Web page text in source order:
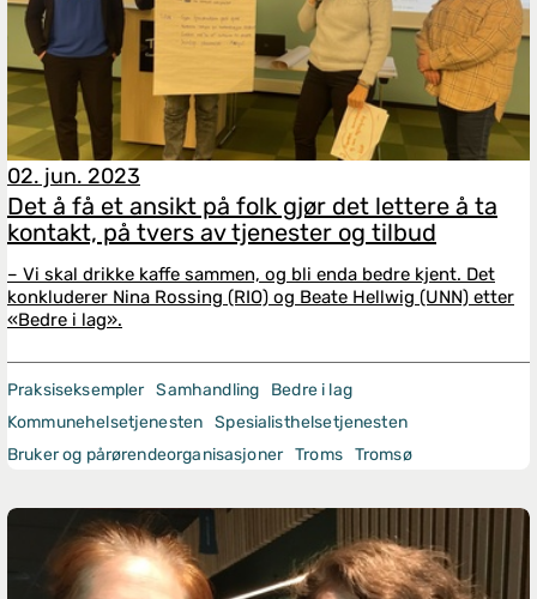
02. jun. 2023
Det å få et ansikt på folk gjør det lettere å ta
kontakt, på tvers av tjenester og tilbud
– Vi skal drikke kaffe sammen, og bli enda bedre kjent. Det
konkluderer Nina Rossing (RIO) og Beate Hellwig (UNN) etter
«Bedre i lag».
Praksiseksempler Samhandling
Bedre i lag
Kommunehelsetjenesten
Spesialisthelsetjenesten
Bruker og pårørendeorganisasjoner Troms Tromsø